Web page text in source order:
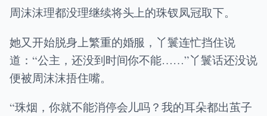
周沫沫理都没理继续将头上的珠钗凤冠取下。
她又开始脱身上繁重的婚服，丫鬟连忙挡住说
道：“公主，还没到时间你不能……”丫鬟话还没说
便被周沫沫捂住嘴。
“珠烟，你就不能消停会儿吗？我的耳朵都出茧子